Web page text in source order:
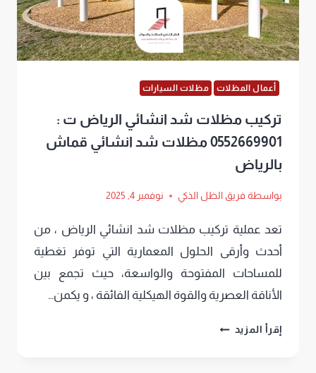
أعمال المظلات مظلات السيارات
تركيب مظلات شد انشائي الرياض ت :
0552669901 مظلات شد انشائي قماش
بالرياض
بواسطة فريق الظل الذكي نوفمبر 4, 2025
تعد عملية تركيب مظلات شد انشائي الرياض ، من
أحدث وأرقى الحلول المعمارية التي توفر تغطية
للمساحات المفتوحة والواسعة، حيث تجمع بين
الأناقة العصرية والقوة الهيكلية الفائقة ، و يكمن…
إقرأ المزيد تركيب